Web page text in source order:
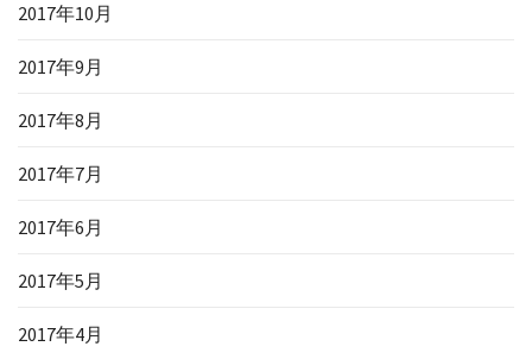
2017年10月
2017年9月
2017年8月
2017年7月
2017年6月
2017年5月
2017年4月